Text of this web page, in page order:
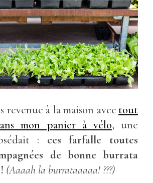
revenue à la maison avec tout
mon panier à vélo, une
: ces farfalle toutes
de bonne burrata
(Aaaah la burrataaaaa! ???)